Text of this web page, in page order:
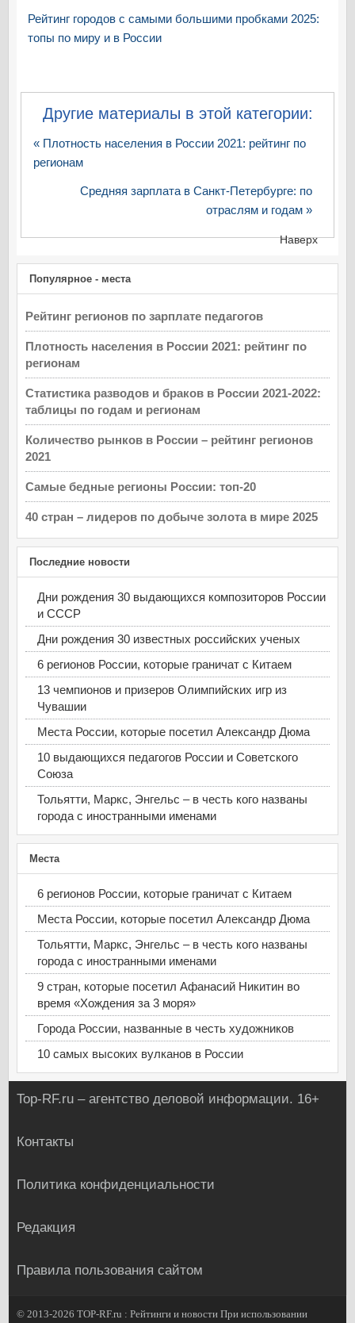
Рейтинг городов с самыми большими пробками 2025:
топы по миру и в России
Другие материалы в этой категории:
« Плотность населения в России 2021: рейтинг по
регионам
Средняя зарплата в Санкт-Петербурге: по
отраслям и годам »
Наверх
Популярное - места
Рейтинг регионов по зарплате педагогов
Плотность населения в России 2021: рейтинг по
регионам
Статистика разводов и браков в России 2021-2022:
таблицы по годам и регионам
Количество рынков в России – рейтинг регионов
2021
Самые бедные регионы России: топ-20
40 стран – лидеров по добыче золота в мире 2025
Последние новости
Дни рождения 30 выдающихся композиторов России
и СССР
Дни рождения 30 известных российских ученых
6 регионов России, которые граничат с Китаем
13 чемпионов и призеров Олимпийских игр из
Чувашии
Места России, которые посетил Александр Дюма
10 выдающихся педагогов России и Советского
Союза
Тольятти, Маркс, Энгельс – в честь кого названы
города с иностранными именами
Места
6 регионов России, которые граничат с Китаем
Места России, которые посетил Александр Дюма
Тольятти, Маркс, Энгельс – в честь кого названы
города с иностранными именами
9 стран, которые посетил Афанасий Никитин во
время «Хождения за 3 моря»
Города России, названные в честь художников
10 самых высоких вулканов в России
Top-RF.ru – агентство деловой информации. 16+
Контакты
Политика конфиденциальности
Редакция
Правила пользования сайтом
© 2013-2026 TOP-RF.ru : Рейтинги и новости При использовании